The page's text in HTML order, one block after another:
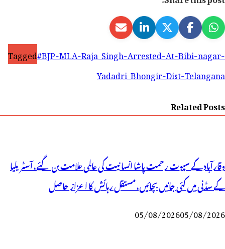
Tagged#BJP-MLA-Raja_Singh-Arrested-At-Bibi-nagar-
Yadadri_Bhongir-Dist-Telangana
Related Posts
وقارآباد کے سپوت رحمت پاشا انسانیت کی عالمی علامت بن گئے، آسٹریلیا
کے سڈنی میں کئی جانیں بچائیں، مستقل رہائش کا اعزاز حاصل
05/08/202605/08/2026